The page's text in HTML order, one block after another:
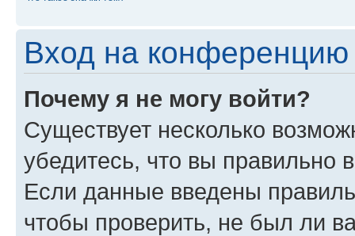
Вход на конференцию
Почему я не могу войти?
Существует несколько
убедитесь, что вы правильно
Если данные введены
чтобы проверить, не был ли